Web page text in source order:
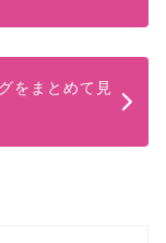
をまとめて見